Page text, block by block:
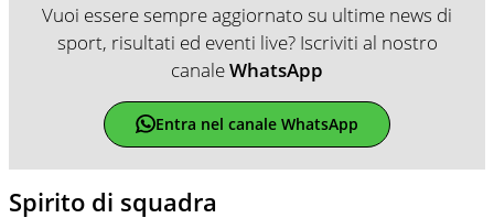
Vuoi essere sempre aggiornato su ultime news di
sport, risultati ed eventi live? Iscriviti al nostro
canaleWhatsApp
Entra nel canale WhatsApp
Spirito di squadra